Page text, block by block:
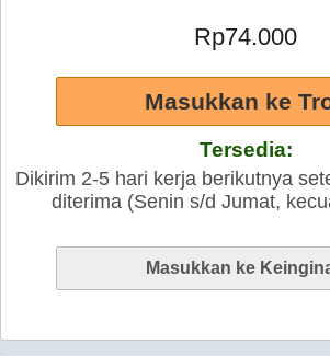
Rp74.000
Tersedia:
Dikirim 2-5 hari kerja berikutnya
diterima (Senin s/d Jumat,